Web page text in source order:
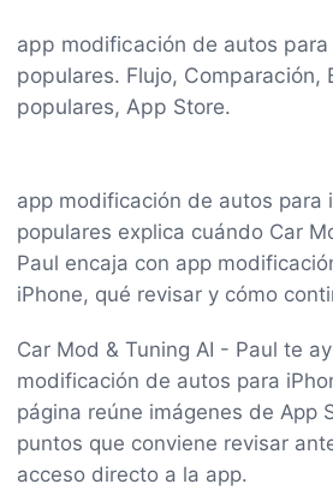
app modificación de autos para
populares. Flujo, Comparación,
populares, App Store.
app modificación de autos para
populares explica cuándo Car
Paul encaja con app
iPhone, qué revisar y cómo
Car Mod & Tuning AI - Paul te
modificación de autos para
página reúne imágenes de App
puntos que conviene revisar
acceso directo a la app.